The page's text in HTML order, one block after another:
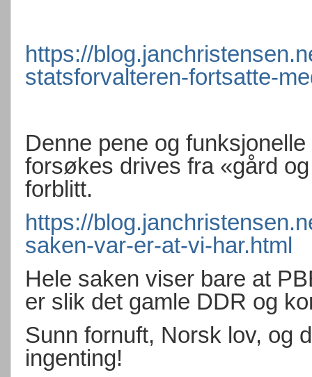
https://
statsforvalteren-fortsatte-
Denne pene og
forsøkes drives fra «gård
forblitt.
https://
saken-var-er-at-vi-har.html
Hele saken viser bare at
er slik det gamle DDR og
Sunn fornuft, Norsk lov, og
ingenting!